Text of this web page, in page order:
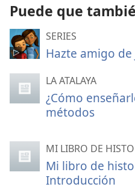
Puede que
SERIES
Hazte amigo de
LA ATALAYA
¿Cómo
métodos
MI LIBRO DE
Mi libro de
Introducción